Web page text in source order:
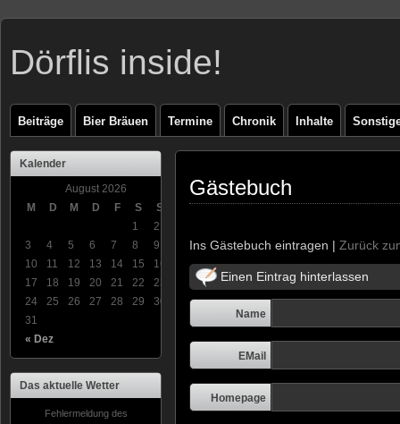
Dörflis inside!
Beiträge Bier Bräuen Termine Chronik Inhalte
Kalender
August 2026
M
D M D F S S
« Dez
1
2
3
4 5 6 7 8
9
10
11 12 13 14 15
16
17
18 19 20 21 22
23
24
25 26 27 28 29
30
31
Das aktuelle Wetter
Fehlermeldung des
Gästebuch
Ins Gästebuch eintragen | Zurück
Einen Eintrag hinterlassen
Name
EMail
Homepage